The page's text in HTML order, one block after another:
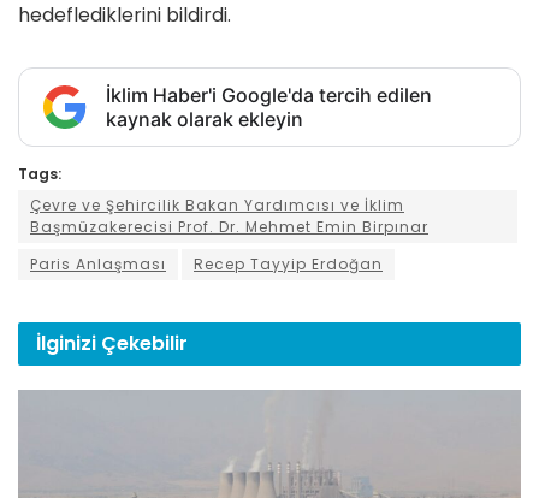
hedeflediklerini bildirdi.
İklim Haber'i Google'da tercih edilen
kaynak olarak ekleyin
Tags:
Çevre ve Şehircilik Bakan Yardımcısı ve İklim
Başmüzakerecisi Prof. Dr. Mehmet Emin Birpınar
Paris Anlaşması
Recep Tayyip Erdoğan
İlginizi Çekebilir